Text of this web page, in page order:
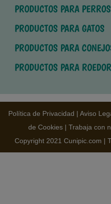
PRODUCTOS PARA PERROS
PRODUCTOS PARA GATOS
PRODUCTOS PARA
PRODUCTOS PARA
Política de Privacidad | Aviso
de Cookies| Trabaja con
Copyright 2021 Cunipic.com |